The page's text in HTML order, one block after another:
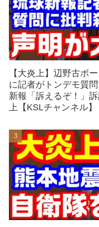
【大炎上】辺野古ボ
に記者がトンデモ質
新報「訴えるぞ！」
上【KSLチャンネル】